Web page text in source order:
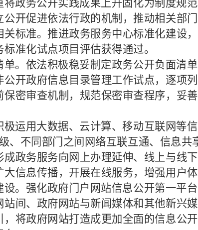
将政务公开实践成果上升固化为制度规
开促进依法行政的机制，推动相关部
标准。推进政务服务中心标准化建设
准化试点项目评估获得通过。
。 依法积极稳妥制定政务公开负面清
公开政府信息目录管理工作试点，逐项
密审查机制，规范保密审查程序，妥
极运用大数据、云计算、移动互联网等
、不同部门之间网络互联互通、信息
政务服务向网上办理延伸、线上与线
信息传播，开展在线服务，增强用户体
。 强化政府门户网站信息公开第一平
间、政府网站与新闻媒体和其他新兴
将政府网站打造成更加全面的信息公